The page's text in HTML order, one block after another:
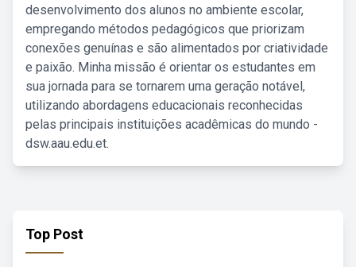
desenvolvimento dos alunos no ambiente escolar,
empregando métodos pedagógicos que priorizam
conexões genuínas e são alimentados por criatividade
e paixão. Minha missão é orientar os estudantes em
sua jornada para se tornarem uma geração notável,
utilizando abordagens educacionais reconhecidas
pelas principais instituições acadêmicas do mundo -
dsw.aau.edu.et.
Top Post